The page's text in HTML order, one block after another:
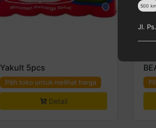
Yakult 5pcs
Pilih toko untuk melihat harga
Detail
500 km
Jl.